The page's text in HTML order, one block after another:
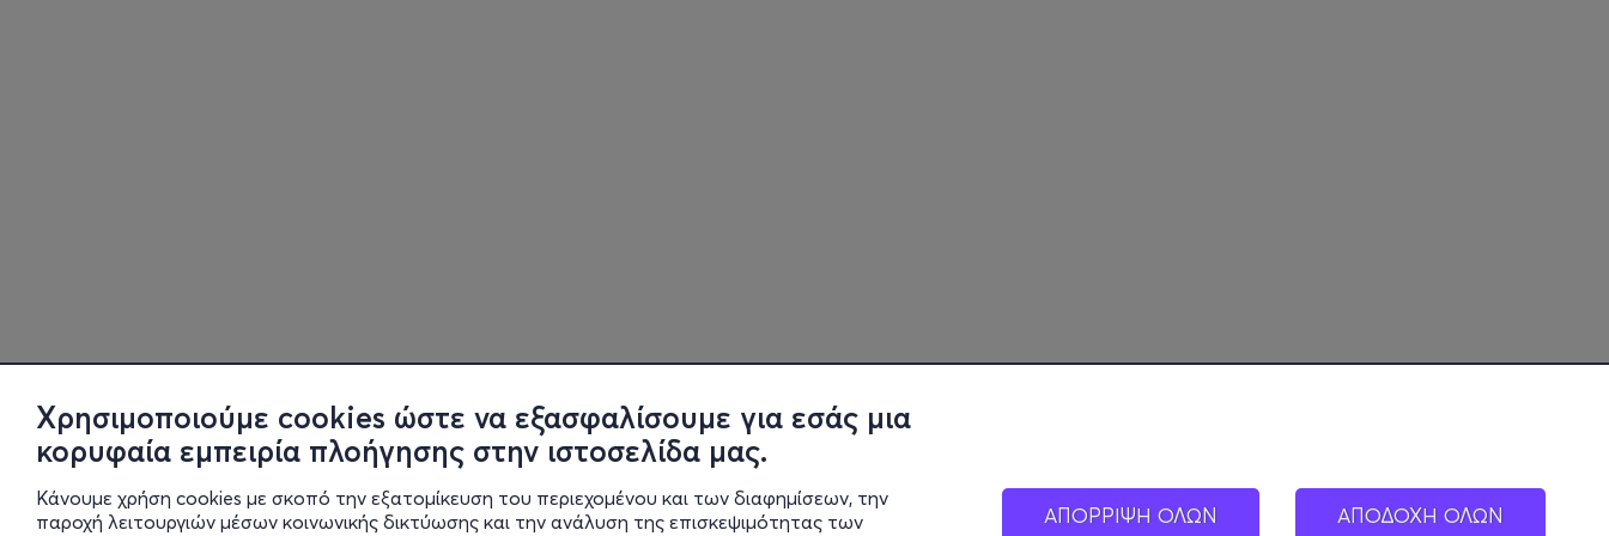
Χρησιμοποιούμε cookies ώστε να εξασφαλίσουμε για εσάς μια
κορυφαία εμπειρία πλοήγησης στην ιστοσελίδα μας.
Κάνουμε χρήση cookies με σκοπό την εξατομίκευση του περιεχομένου και των διαφημίσεων, την
παροχή λειτουργιών μέσων κοινωνικής δικτύωσης και την ανάλυση της επισκεψιμότητας των
ΑΠΟΡΡΙΨΗ ΟΛΩΝ ΑΠΟΔΟΧΗ ΟΛΩΝ